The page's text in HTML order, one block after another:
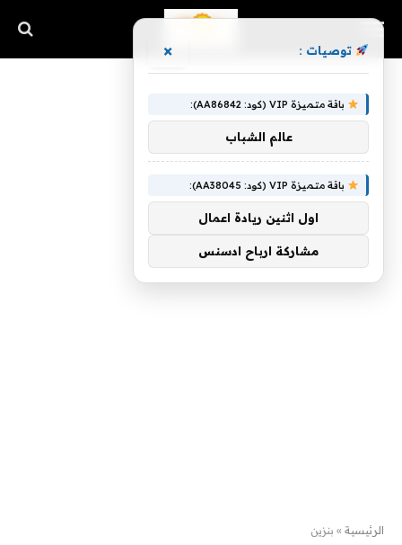
الرئيسية » بنزين
توصيات : ×
باقة متميزة VIP (كود: AA86842):
عالم الشباب
باقة متميزة VIP (كود: AA38045):
اول اثنين ريادة اعمال
مشاركة ارباح ادسنس